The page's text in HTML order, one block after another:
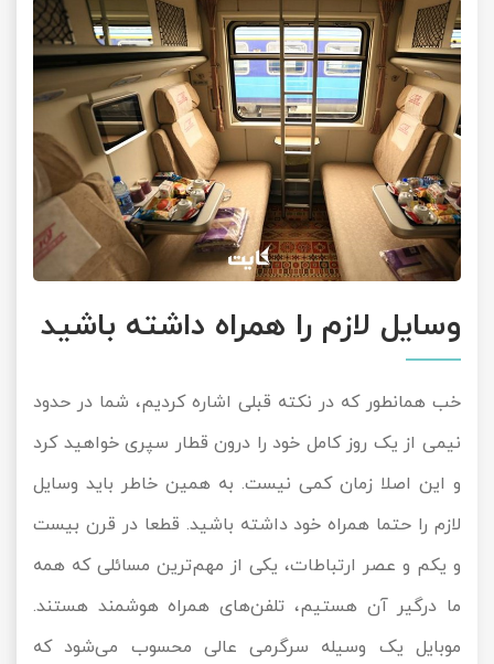
وسایل لازم را همراه داشته باشید
خب همانطور که در نکته قبلی اشاره کردیم، شما در حدود
نیمی از یک روز کامل خود را درون قطار سپری خواهید کرد
و این اصلا زمان کمی نیست. به همین خاطر باید وسایل
لازم را حتما همراه خود داشته باشید. قطعا در قرن بیست
و یکم و عصر ارتباطات، یکی از مهم‌ترین مسائلی که همه
ما درگیر آن هستیم، تلفن‌های همراه هوشمند هستند.
موبایل یک وسیله سرگرمی عالی محسوب می‌شود که